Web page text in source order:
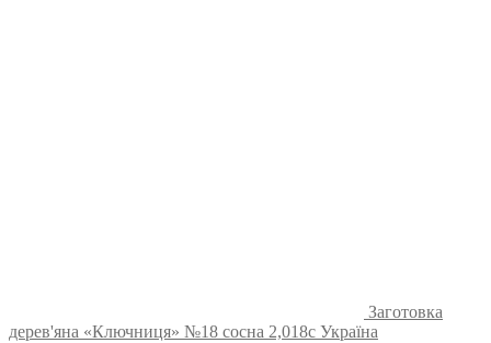
Заготовка
дерев'яна «Ключниця» №18 сосна 2,018с Україна